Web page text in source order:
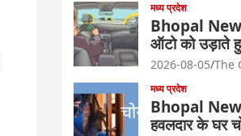
मध्य प्रदेश
Bhopal
ऑटो को उड़ाते
2026-08-05 The
मध्य प्रदेश
Bhopal
हवलदार के घर